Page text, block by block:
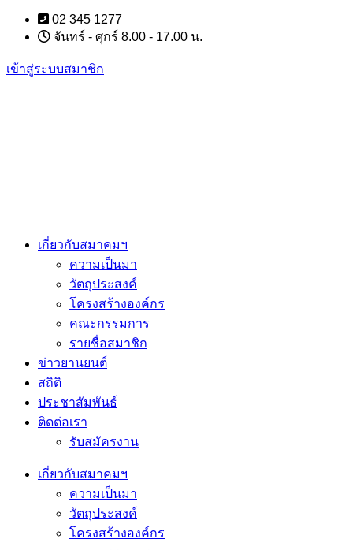
Skip
content
02 345 1277
จันทร์ - ศุกร์ 8.00 - 17.00 น.
เข้าสู่ระบบสมาชิก
เกี่ยวกับสมาคมฯ
ความเป็นมา
วัตถุประสงค์
โครงสร้างองค์กร
คณะกรรมการ
รายชื่อสมาชิก
ข่าวยานยนต์
สถิติ
ประชาสัมพันธ์
ติดต่อเรา
รับสมัครงาน
เกี่ยวกับสมาคมฯ
ความเป็นมา
วัตถุประสงค์
โครงสร้างองค์กร